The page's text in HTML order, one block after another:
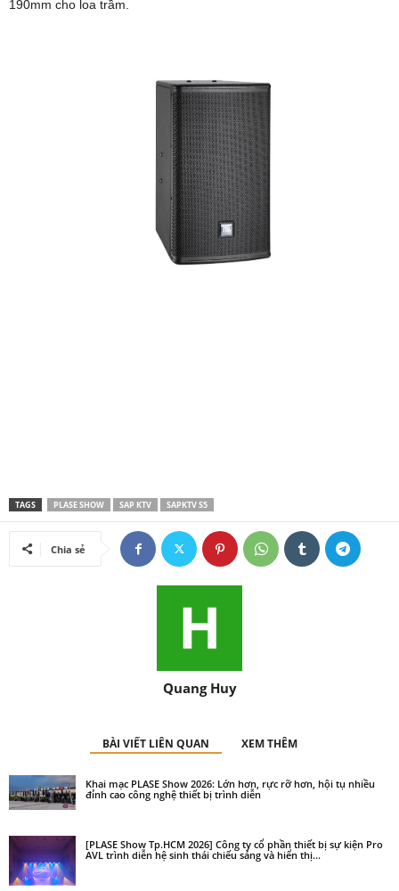
190mm cho loa trầm.
TAGS PLASE SHOW SAP KTV SAPKTV S5
Chia sẻ
Quang Huy
BÀI VIẾT LIÊN QUAN XEM THÊM
Khai mạc PLASE Show 2026: Lớn hơn, rực rỡ hơn, hội tụ nhiều
đỉnh cao công nghệ thiết bị trình diễn
[PLASE Show Tp.HCM 2026] Công ty cổ phần thiết bị sự kiện Pro
AVL trình diễn hệ sinh thái chiếu sáng và hiển thị...